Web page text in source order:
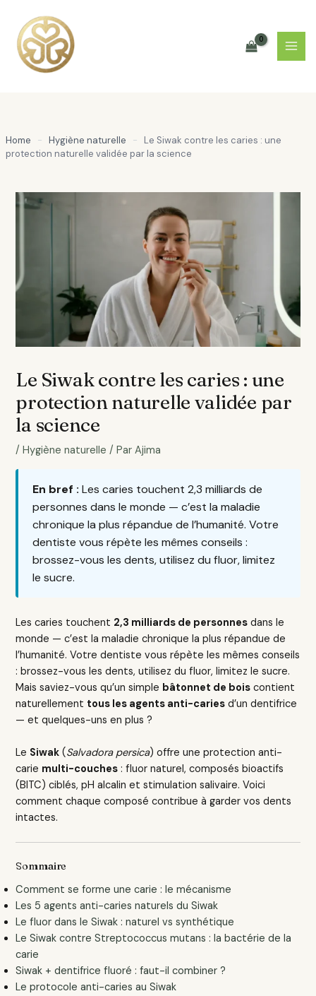
contenu
Home - Hygiène naturelle -
Le Siwak contre les caries : une
protection naturelle validée par la science
Le Siwak contre les caries : une
protection naturelle validée par
la science
/Hygiène naturelle / ParAjima
En bref : Les caries touchent 2,3 milliards de
personnes dans le monde — c’est la maladie
chronique la plus répandue de l’humanité. Votre
dentiste vous répète les mêmes conseils :
brossez-vous les dents, utilisez du fluor, limitez
le sucre.
Les caries touchent 2,3 milliards de personnes dans le
monde — c’est la maladie chronique la plus répandue de
l’humanité. Votre dentiste vous répète les mêmes conseils
: brossez-vous les dents, utilisez du fluor, limitez le sucre.
Mais saviez-vous qu’un simple bâtonnet de bois contient
naturellement tous les agents anti-caries d’un dentifrice
— et quelques-uns en plus ?
Le Siwak (Salvadora persica) offre une protection anti-
carie multi-couches : fluor naturel, composés bioactifs
(BITC) ciblés, pH alcalin et stimulation salivaire. Voici
comment chaque composé contribue à garder vos dents
intactes.
Sommaire
Comment se forme une carie : le mécanisme
Les 5 agents anti-caries naturels du Siwak
Le fluor dans le Siwak : naturel vs synthétique
Le Siwak contre Streptococcus mutans : la bactérie de la
carie
Siwak + dentifrice fluoré : faut-il combiner ?
Le protocole anti-caries au Siwak